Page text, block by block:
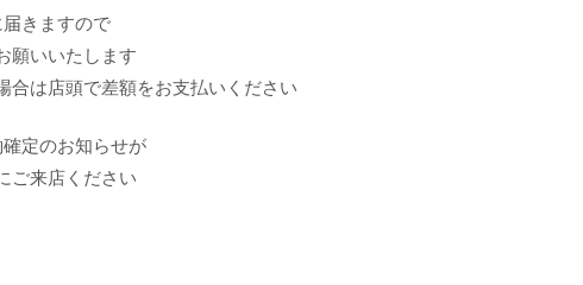
きますので
願いいたします
は店頭で差額をお支払いください
定のお知らせが
ご来店ください